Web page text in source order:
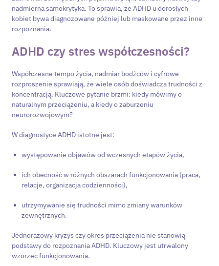
nadmierna samokrytyka. To sprawia, że ADHD u dorosłych
kobiet bywa diagnozowane później lub maskowane przez inne
rozpoznania.
ADHD czy stres współczesności?
Współczesne tempo życia, nadmiar bodźców i cyfrowe
rozproszenie sprawiają, że wiele osób doświadcza trudności z
koncentracją. Kluczowe pytanie brzmi: kiedy mówimy o
naturalnym przeciążeniu, a kiedy o zaburzeniu
neurorozwojowym?
W diagnostyce ADHD istotne jest:
występowanie objawów od wczesnych etapów życia,
ich obecność w różnych obszarach funkcjonowania (praca,
relacje, organizacja codzienności),
utrzymywanie się trudności mimo zmiany warunków
zewnętrznych.
Jednorazowy kryzys czy okres przeciążenia nie stanowią
podstawy do rozpoznania ADHD. Kluczowy jest utrwalony
wzorzec funkcjonowania.